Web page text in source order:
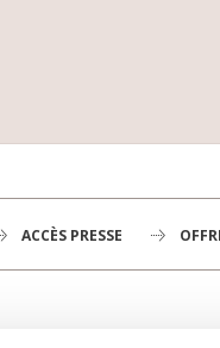
ACCÈS PRESSE